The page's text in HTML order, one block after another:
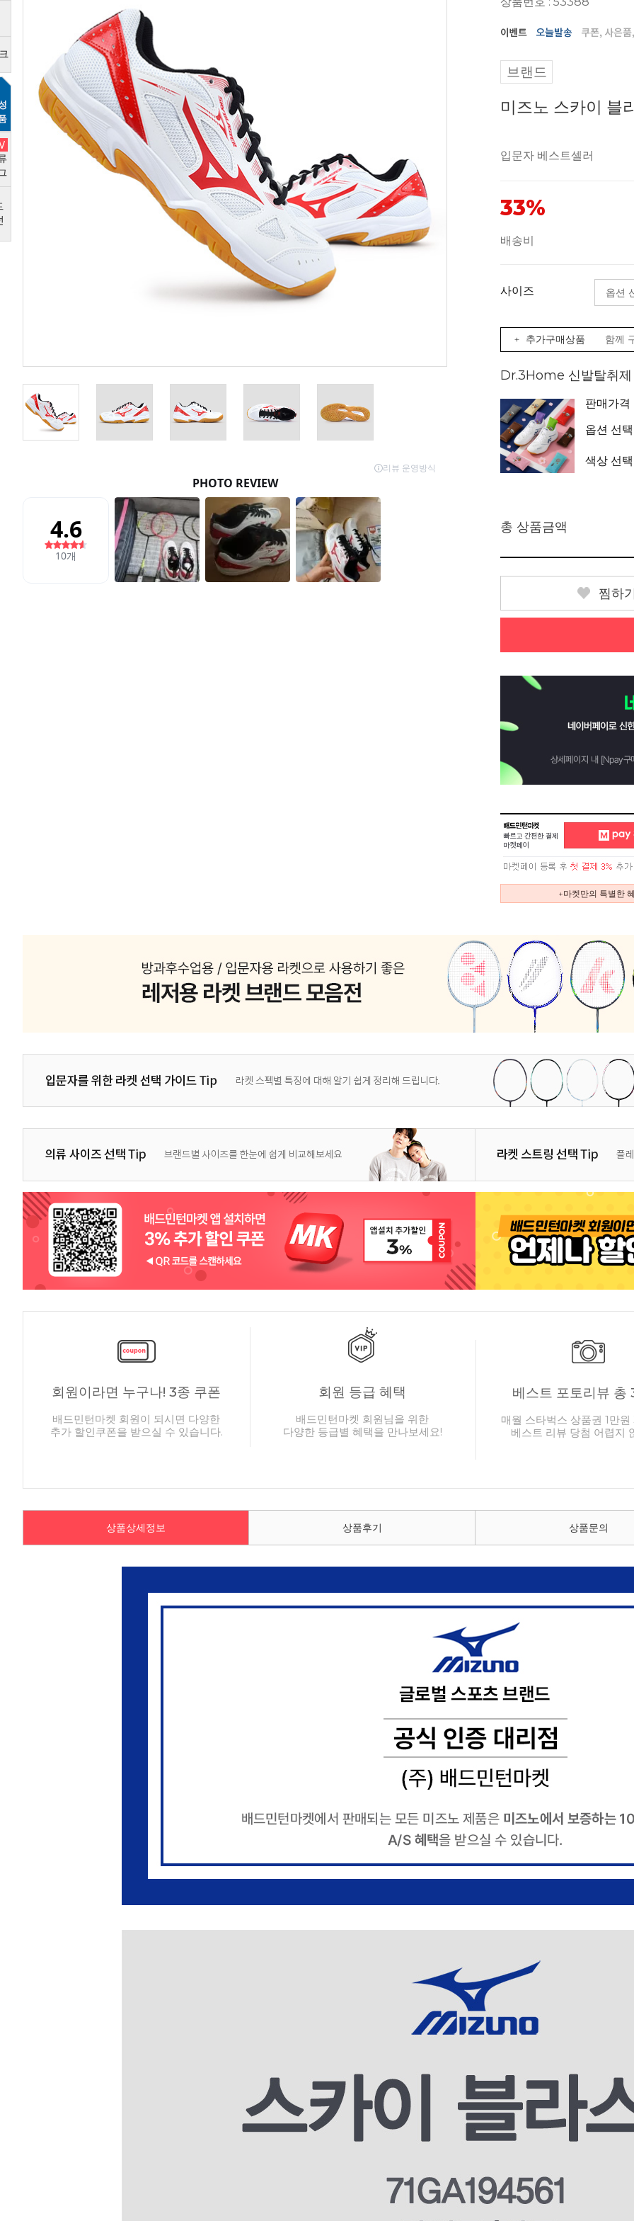
브랜드
미즈노 스카이 블
입문자 베스트셀러
33%
배송비
사이즈
+ 추가구매상품 함께
Dr.3Home 신발탈취
판매가격
옵션 선택
색상 선택
총 상품금액
찜하
+마켓만의 특별한
회원이라면 누구나! 3종 쿠폰
배드민턴마켓 회원이 되시면 다양한
추가 할인쿠폰을 받으실 수 있습니다.
회원 등급 혜택
배드민턴마켓 회원님을 위한
다양한 등급별 혜택을 만나보세요!
베스트 포토리뷰 총
매월 스타벅스 상품권 1만원
베스트 리뷰 당첨 어렵지
상품상세정보 상품후기 상품문의